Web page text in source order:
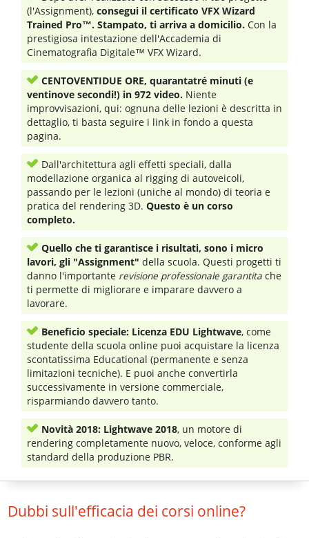
(l'Assignment),consegui il certificato VFX Wizard
Trained Pro™. Stampato, ti arriva a domicilio. Con la
prestigiosa intestazione dell'Accademia di
Cinematografia Digitale™ VFX Wizard.
CENTOVENTIDUE ORE, quarantatré minuti (e
ventinove secondi!) in 972 video. Niente
improvvisazioni, qui: ognuna delle lezioni è descritta in
dettaglio, ti basta seguire i link in fondo a questa
pagina.
Dall'architettura agli effetti speciali, dalla
modellazione organica al rigging di autoveicoli,
passando per le lezioni (uniche al mondo) di teoria e
pratica del rendering 3D.Questo è un corso
completo.
Quello che ti garantisce i risultati, sono i micro
lavori, gli "Assignment" della scuola. Questi progetti ti
danno l'importante revisione professionale garantita che
ti permette di migliorare e imparare davvero a
lavorare.
Beneficio speciale: Licenza EDU Lightwave, come
studente della scuola online puoi acquistare la licenza
scontatissima Educational (permanente e senza
limitazioni tecniche). E puoi anche convertirla
successivamente in versione commerciale,
risparmiando davvero tanto.
Novità 2018: Lightwave 2018, un motore di
rendering completamente nuovo, veloce, conforme agli
standard della produzione PBR.
Dubbi sull'efficacia dei corsi online?